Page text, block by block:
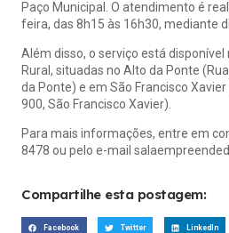
Paço Municipal. O atendimento é
feira, das 8h15 às 16h30, mediante
Além disso, o serviço está
Rural, situadas no Alto da Ponte
da Ponte) e em São Francisco
900, São Francisco Xavier).
Para mais informações, entre em
8478 ou pelo e-mail
Compartilhe esta postagem:
Facebook Twitter LinkedIn